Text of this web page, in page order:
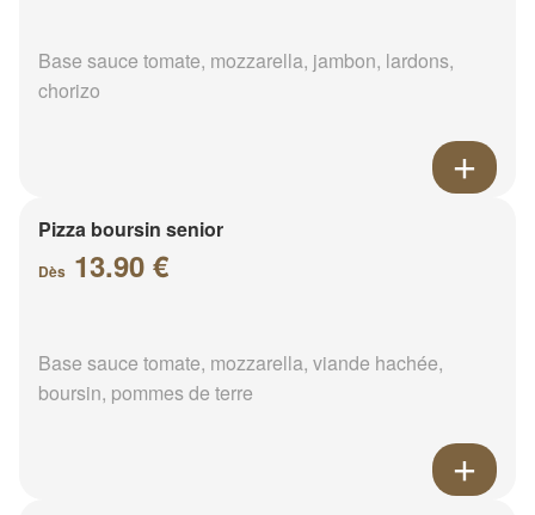
Base sauce tomate, mozzarella, jambon, lardons,
chorizo
Pizza boursin senior
Dès 13.90 €
Base sauce tomate, mozzarella, viande hachée,
boursin, pommes de terre